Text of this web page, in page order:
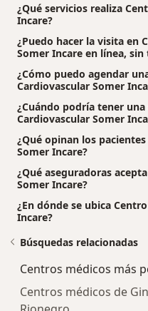
¿Qué servicios realiza
Incare?
¿Puedo hacer la visita en
Somer Incare en línea,
¿Cómo puedo agendar
Cardiovascular Somer
¿Cuándo podría tener
Cardiovascular Somer
¿Qué opinan los
Somer Incare?
¿Qué aseguradoras
Somer Incare?
¿En dónde se ubica
Incare?
Búsquedas relacionadas
Centros médicos más
Centros médicos de